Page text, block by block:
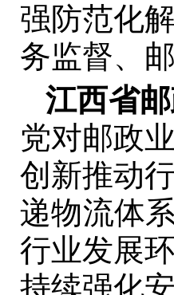
强防范化
务监督、
江西省
党对邮政
创新推动
递物流体
行业发展
持续强化